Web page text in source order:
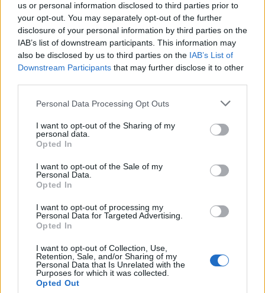
us or personal information disclosed to third parties prior to
your opt-out. You may separately opt-out of the further
disclosure of your personal information by third parties on the
IAB’s list of downstream participants. This information may
also be disclosed by us to third parties on the IAB’s List of
Downstream Participants that may further disclose it to other
Personal Data Processing Opt Outs
I want to opt-out of the Sharing of my
personal data.
Opted In
I want to opt-out of the Sale of my
Personal Data.
Opted In
I want to opt-out of processing my
Personal Data for Targeted Advertising.
Opted In
I want to opt-out of Collection, Use,
Retention, Sale, and/or Sharing of my
Personal Data that Is Unrelated with the
Purposes for which it was collected.
Opted Out
Στις Βρύσες το 2ο Φεστιβάλ Κρηνών με Μαρία Κώτη
Κωστή Αβυσσινό
Αυτά τα τρία ζώδια προσελκύουν σημαντική οικονομική
επιτυχία τον Αύγουστο
Χερσόνησος: Απέπλευσε παρά την απαγόρευση λόγω
μηχανικής βλάβης
Θεσσαλονίκη: Κατήγγειλε καταδίωξη και εμβολισμό,
διαπιστώθηκε ότι οδηγούσε κλεμμένο αυτοκίνητο
Ο Μπράντον Κλαρκ πέθανε από τις επιπτώσεις ηρωίνης
Δήμος Μαλεβιζίου: Στους πρώτους Δήμους που
εξασφάλισαν χρηματοδότηση για Σχέδιο Αστικής